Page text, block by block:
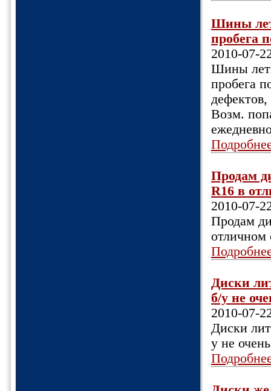
Шины
пробега
2010-07-
Шины
пробега
Возм.
Продам
R16 в
2010-07-
Продам
отличном
Диски
б/у не
2010-07-
Диски
у не